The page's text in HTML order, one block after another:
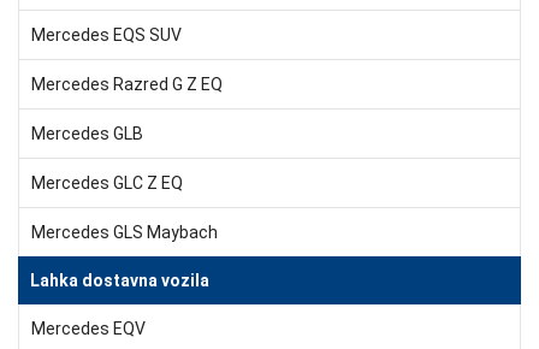
Mercedes EQS SUV
Mercedes Razred G Z EQ
Mercedes GLB
Mercedes GLC Z EQ
Mercedes GLS Maybach
Lahka dostavna vozila
Mercedes EQV